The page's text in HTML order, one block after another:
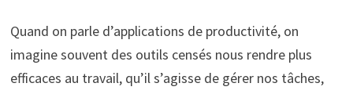
Quand on parle d’applications de productivité, on
imagine souvent des outils censés nous rendre plus
efficaces au travail, qu’il s’agisse de gérer nos tâches,